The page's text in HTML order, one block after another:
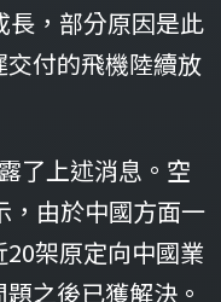
長，部分原因是此
付的飛機陸續放
了上述消息。空
由於中國方面一
架原定向中國業
之後已獲解決。